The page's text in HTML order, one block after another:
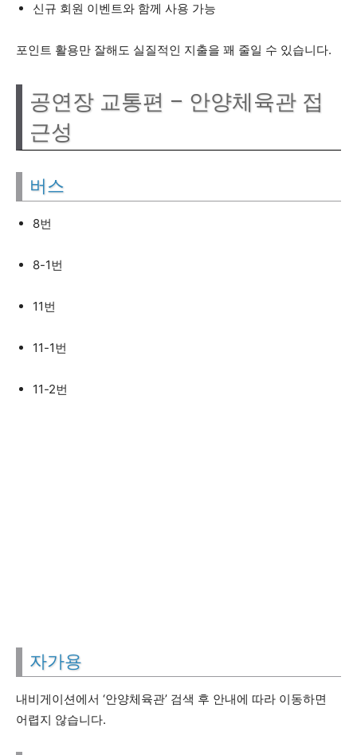
신규 회원 이벤트와 함께 사용 가능
포인트 활용만 잘해도 실질적인 지출을 꽤 줄일 수 있습니다.
공연장 교통편 – 안양체육관 접
근성
버스
8번
8-1번
11번
11-1번
11-2번
자가용
내비게이션에서 ‘안양체육관’ 검색 후 안내에 따라 이동하면
어렵지 않습니다.